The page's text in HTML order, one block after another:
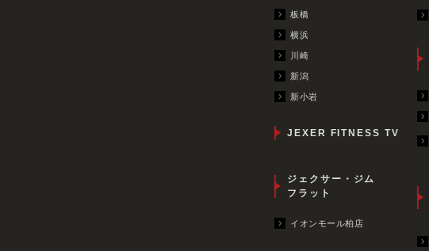
板橋
横浜
川崎
新潟
新小岩
JEXER FITNESS TV
ジェクサー・ジム
フラット
イオンモール柏店